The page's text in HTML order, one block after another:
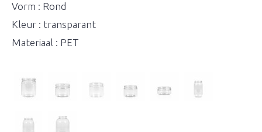
Vorm : Rond
Kleur : transparant
Materiaal : PET